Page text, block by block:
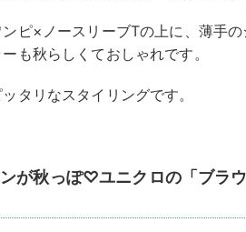
ピ×ノースリーブTの上に、薄手
も秋らしくておしゃれです。
タリなスタイリングです。
が秋っぽ♡ユニクロの「ブラ